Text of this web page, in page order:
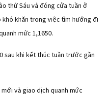
thứ Sáu và đóng cửa tuần ở
khó khăn trong việc tìm hướng đi
mức 1,1650.
sau khi kết thúc tuần trước gần
và giao dịch quanh mức